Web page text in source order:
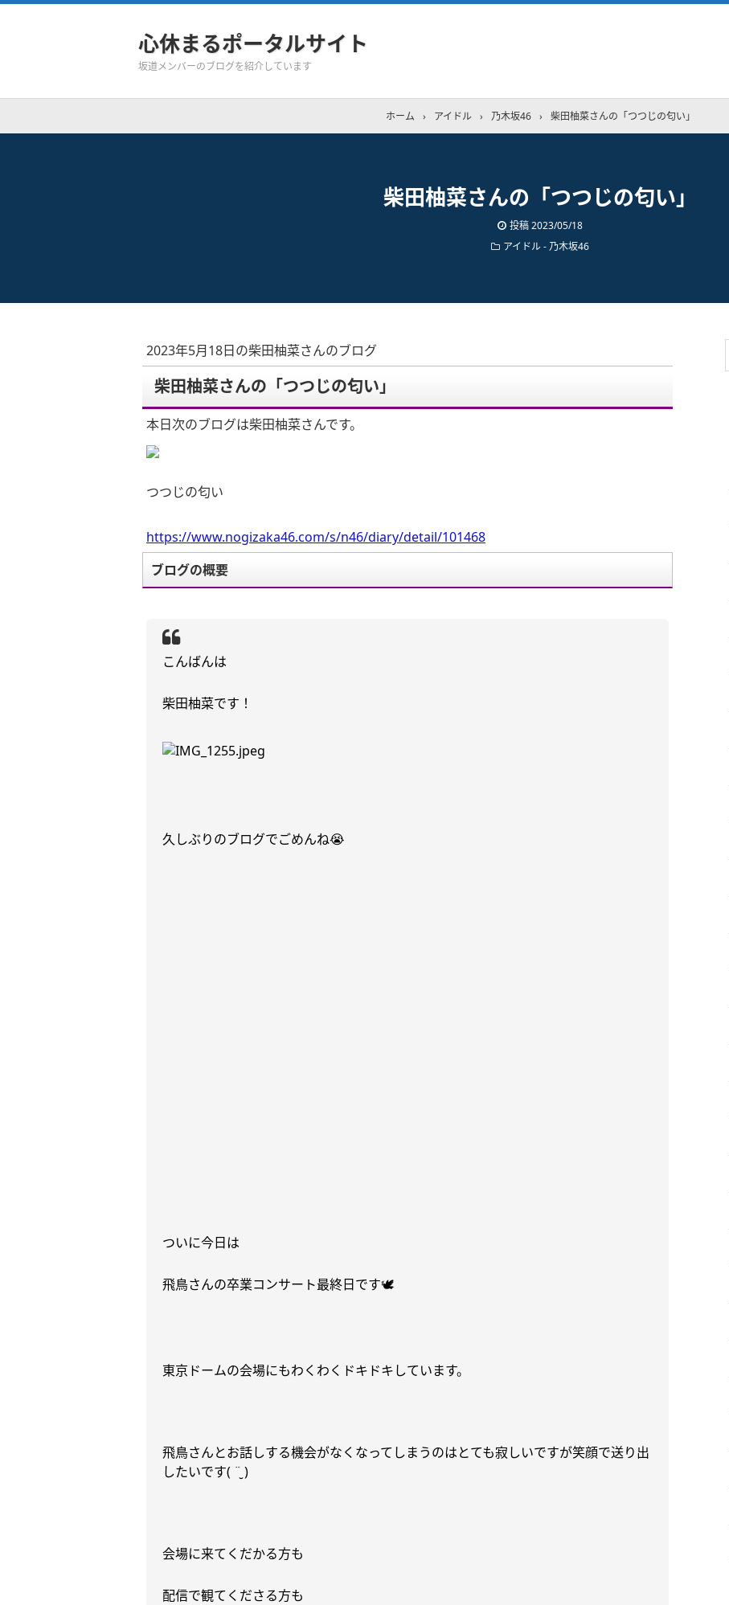
心休まるポータルサイト
坂道メンバーのブログを紹介しています
ホーム › アイドル › 乃木坂46 › 柴田柚菜さんの「つつじの匂い」
柴田柚菜さんの「つつじの匂い」
投稿2023/05/18
アイドル - 乃木坂46
2023年5月18日の柴田柚菜さんのブログ
柴田柚菜さんの「つつじの匂い」
本日次のブログは柴田柚菜さんです。
つつじの匂い
https://www.nogizaka46.com/s/n46/diary/detail/101468
ブログの概要
こんばんは
柴田柚菜です！
久しぶりのブログでごめんね😭
ついに今日は
飛鳥さんの卒業コンサート最終日です🕊
東京ドームの会場にもわくわくドキドキしています。
飛鳥さんとお話しする機会がなくなってしまうのはとても寂しいですが笑顔で送り出
したいです( ¨̮ )
会場に来てくだかる方も
配信で観てくださる方も